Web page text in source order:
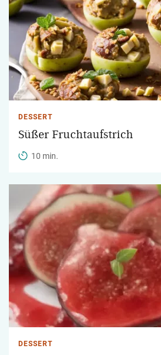
DESSERT
Süßer Fruchtaufstrich
10 min.
DESSERT